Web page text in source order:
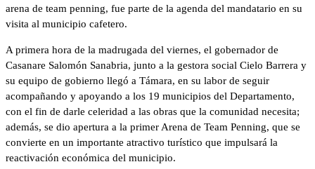
arena de team penning, fue parte de la agenda del mandatario en su
visita al municipio cafetero.
A primera hora de la madrugada del viernes, el gobernador de
Casanare Salomón Sanabria, junto a la gestora social Cielo Barrera y
su equipo de gobierno llegó a Támara, en su labor de seguir
acompañando y apoyando a los 19 municipios del Departamento,
con el fin de darle celeridad a las obras que la comunidad necesita;
además, se dio apertura a la primer Arena de Team Penning, que se
convierte en un importante atractivo turístico que impulsará la
reactivación económica del municipio.